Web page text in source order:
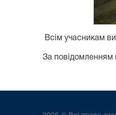
Всім учасникам
За повідомленням